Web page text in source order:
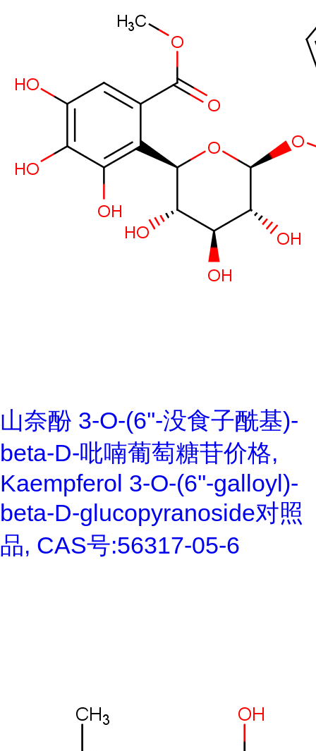
山奈酚 3-O-(6''-没食子酰基)-
beta-D-吡喃葡萄糖苷价格,
Kaempferol 3-O-(6''-galloyl)-
beta-D-glucopyranoside对照
品, CAS号:56317-05-6